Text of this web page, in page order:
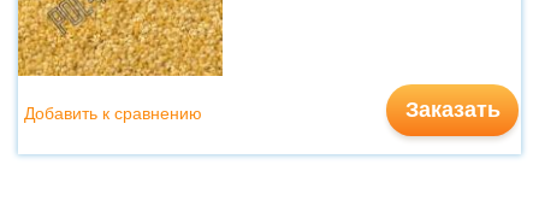
Заказать
Добавить к сравнению